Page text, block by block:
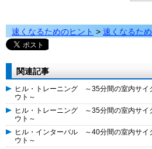
速くなるためのヒント > 速くなるた
関連記事
ヒル・トレーニング ～35分間の室内サイ
ウト～
ヒル・トレーニング ～35分間の室内サイ
ウト～
ヒル・インターバル ～40分間の室内サイ
ウト～